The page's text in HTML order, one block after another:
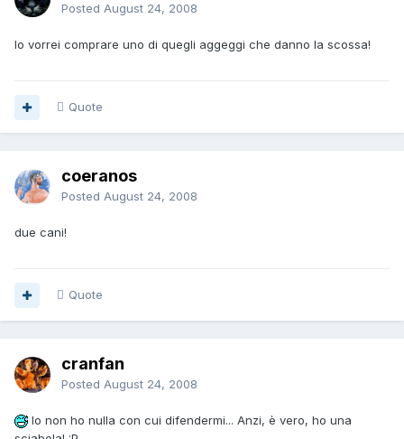
Posted August 24, 2008
Io vorrei comprare uno di quegli aggeggi che danno la scossa!
Quote
coeranos
Posted August 24, 2008
due cani!
Quote
cranfan
Posted August 24, 2008
Io non ho nulla con cui difendermi... Anzi, è vero, ho una